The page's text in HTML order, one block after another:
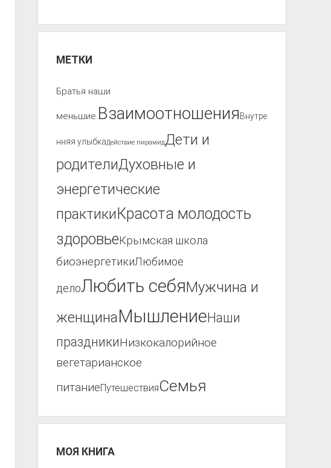
МЕТКИ
Братья наши
меньшие.Взаимоотношения Внутре
нняя улыбкаДействие пирамидДети и
родителиДуховные и
энергетические
практики Красота молодость
здоровьеКрымская школа
биоэнергетикиЛюбимое
делоЛюбить себяМужчина и
женщинаМышлениеНаши
праздникиНизкокалорийное
вегетарианское
питаниеПутешествияСемья
МОЯ КНИГА